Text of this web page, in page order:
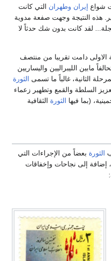
شواع إيران وطهران التي كانت
هذه النتيجة وجهت صفعة مدوية
لقد كانت بدون شك حدثاً لا
الاولى دامت تقريبا من منتصف
مابين الليبراليين واليساريين
الثانية، غالباً ما تسمى الثورة
السلطة والقمع وتطهير زعماء
(بما فيها الثورة الثقافية
الثورة بعضاً من الإجراءات التي
إضافة إلى نجاحات وإخفاقات